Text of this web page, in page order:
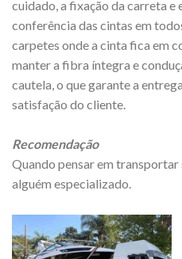
cuidado, a fixação da carreta e
conferência das cintas em
carpetes onde a cinta fica em
manter a fibra íntegra e
cautela, o que garante a
satisfação do cliente.
Recomendação
Quando pensar em
alguém especializado.